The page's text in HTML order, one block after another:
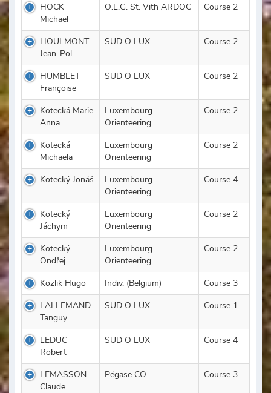
HOCK
Michael
O.L.G. St. Vith ARDOC Course 2
HOULMONT
Jean-Pol
SUD O LUX Course 2
HUMBLET
Françoise
SUD O LUX Course 2
Kotecká Marie
Anna
Luxembourg
Orienteering
Course 2
Kotecká
Michaela
Luxembourg
Orienteering
Course 2
Kotecký Jonáš
Luxembourg
Orienteering
Course 4
Kotecký
Jáchym
Luxembourg
Orienteering
Course 2
Kotecký
Ondřej
Luxembourg
Orienteering
Course 2
Kozlik Hugo Indiv. (Belgium)
Course 3
LALLEMAND
Tanguy
SUD O LUX Course 1
LEDUC
Robert
SUD O LUX Course 4
LEMASSON
Claude
Pégase CO Course 3